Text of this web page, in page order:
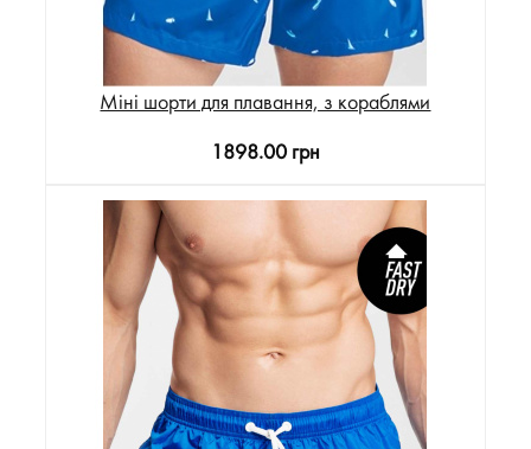
Міні шорти для плавання, з кораблями
1898.00 грн